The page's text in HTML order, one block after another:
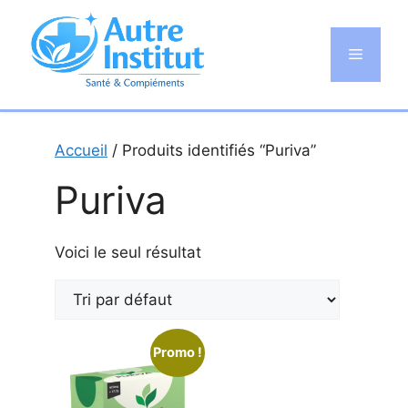
contenu
Menu
Accueil / Produits identifiés “Puriva”
Puriva
Voici le seul résultat
Promo !